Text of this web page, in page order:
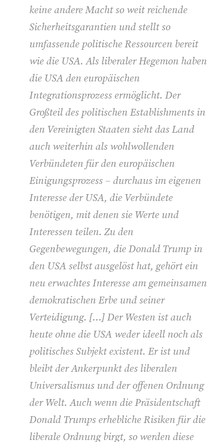
keine andere Macht so weit reichende
Sicherheitsgarantien und stellt so
umfassende politische Ressourcen bereit
wie die USA. Als liberaler Hegemon haben
die USA den europäischen
Integrationsprozess ermöglicht. Der
Großteil des politischen Establishments in
den Vereinigten Staaten sieht das Land
auch weiterhin als wohlwollenden
Verbündeten für den europäischen
Einigungsprozess – durchaus im eigenen
Interesse der USA, die Verbündete
benötigen, mit denen sie Werte und
Interessen teilen. Zu den
Gegenbewegungen, die Donald Trump in
den USA selbst ausgelöst hat, gehört ein
neu erwachtes Interesse am gemeinsamen
demokratischen Erbe und seiner
Verteidigung. […] Der Westen ist auch
heute ohne die USA weder ideell noch als
politisches Subjekt existent. Er ist und
bleibt der Ankerpunkt des liberalen
Universalismus und der offenen Ordnung
der Welt. Auch wenn die Präsidentschaft
Donald Trumps erhebliche Risiken für die
liberale Ordnung birgt, so werden diese